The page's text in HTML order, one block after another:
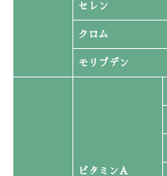
セレン
クロム
モリブデン
ビタミンA